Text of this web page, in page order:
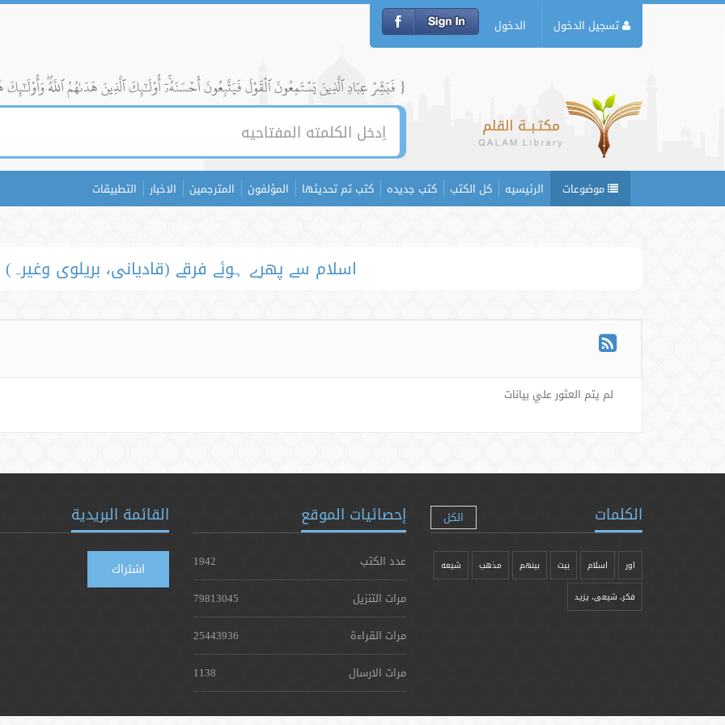
تسجيل الدخول الدخول
{ فَبَشِّرۡ عِبَادِ ٱلَّذِينَ يَسۡتَمِعُونَ ٱلۡقَوۡلَ فَيَتَّبِعُونَ أَحۡسَنَهُۥٓۚ أُوْلَٰٓئِكَ ٱلَّذِينَ هَدَىٰهُمُ ٱللَّهُۖ وَأُوْلَٰٓئِكَ
موضوعات الرئيسيه كل الكتب كتب جديده كتب تم تحديثها المؤلفون المترجمين الاخبار التطبيقات
اسلام سے پھرے ہوئے فرقے (قادیانی، بریلوی وغیرہ)
لم يتم العثور علي بيانات
الكلمات الكل
اور اسلام بیت بينهم مذهب شيعه
فکر، شیعی، یزيد
إحصائيات الموقع
عدد الكتب
1942
مرات التنزيل
79813045
مرات القراءة
25443936
مرات الارسال
1138
القائمة البريدية
اشتراك